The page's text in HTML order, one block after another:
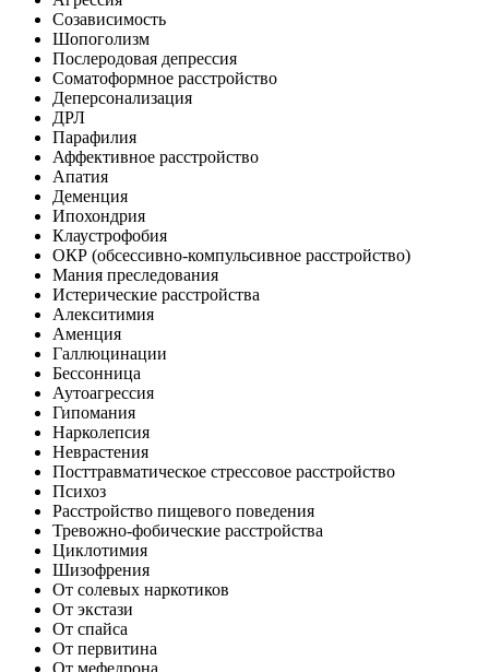
Созависимость
Шопоголизм
Послеродовая депрессия
Соматоформное расстройство
Деперсонализация
ДРЛ
Парафилия
Аффективное расстройство
Апатия
Деменция
Ипохондрия
Клаустрофобия
ОКР (обсессивно-компульсивное расстройство)
Мания преследования
Истерические расстройства
Алекситимия
Аменция
Галлюцинации
Бессонница
Аутоагрессия
Гипомания
Нарколепсия
Неврастения
Посттравматическое стрессовое расстройство
Психоз
Расстройство пищевого поведения
Тревожно-фобические расстройства
Циклотимия
Шизофрения
От солевых наркотиков
От экстази
От спайса
От первитина
От мефедрона